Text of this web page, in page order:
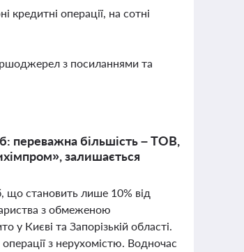
кредитні операції, на сотні
з посиланнями та
переважна більшість – ТОВ,
залишається
що становить лише 10% від
з обмеженою
у Києві та Запорізькій області.
з нерухомістю. Водночас